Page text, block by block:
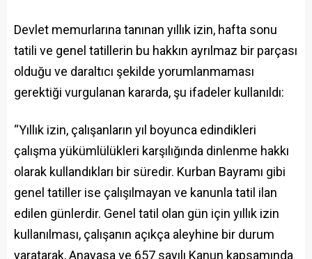
Devlet memurlarına tanınan yıllık izin, hafta sonu
tatili ve genel tatillerin bu hakkın ayrılmaz bir parçası
olduğu ve daraltıcı şekilde yorumlanmaması
gerektiği vurgulanan kararda, şu ifadeler kullanıldı:
“Yıllık izin, çalışanların yıl boyunca edindikleri
çalışma yükümlülükleri karşılığında dinlenme hakkı
olarak kullandıkları bir süredir. Kurban Bayramı gibi
genel tatiller ise çalışılmayan ve kanunla tatil ilan
edilen günlerdir. Genel tatil olan gün için yıllık izin
kullanılması, çalışanın açıkça aleyhine bir durum
yaratarak, Anayasa ve 657 sayılı Kanun kapsamında